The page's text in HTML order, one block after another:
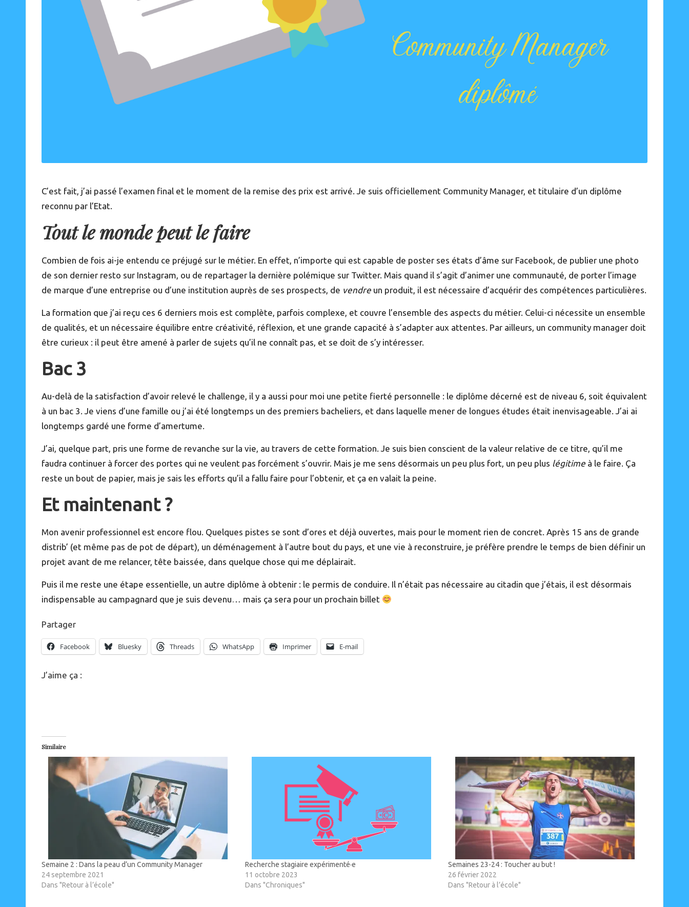
C’est fait, j’ai passé l’examen final et le moment de la remise des prix est arrivé. Je suis officiellement Community Manager, et titulaire d’un diplôme
reconnu par l’Etat.
Tout le monde peut le faire
Combien de fois ai-je entendu ce préjugé sur le métier. En effet, n’importe qui est capable de poster ses états d’âme sur Facebook, de publier une photo
de son dernier resto sur Instagram, ou de repartager la dernière polémique sur Twitter. Mais quand il s’agit d’animer une communauté, de porter l’image
de marque d’une entreprise ou d’une institution auprès de ses prospects, de vendre un produit, il est nécessaire d’acquérir des compétences particulières.
La formation que j’ai reçu ces 6 derniers mois est complète, parfois complexe, et couvre l’ensemble des aspects du métier. Celui-ci nécessite un ensemble
de qualités, et un nécessaire équilibre entre créativité, réflexion, et une grande capacité à s’adapter aux attentes. Par ailleurs, un community manager doit
être curieux : il peut être amené à parler de sujets qu’il ne connaît pas, et se doit de s’y intéresser.
Bac 3
Au-delà de la satisfaction d’avoir relevé le challenge, il y a aussi pour moi une petite fierté personnelle : le diplôme décerné est de niveau 6, soit équivalent
à un bac 3. Je viens d’une famille ou j’ai été longtemps un des premiers bacheliers, et dans laquelle mener de longues études était inenvisageable. J’ai ai
longtemps gardé une forme d’amertume.
J’ai, quelque part, pris une forme de revanche sur la vie, au travers de cette formation. Je suis bien conscient de la valeur relative de ce titre, qu’il me
faudra continuer à forcer des portes qui ne veulent pas forcément s’ouvrir. Mais je me sens désormais un peu plus fort, un peu plus légitime à le faire. Ça
reste un bout de papier, mais je sais les efforts qu’il a fallu faire pour l’obtenir, et ça en valait la peine.
Et maintenant ?
Mon avenir professionnel est encore flou. Quelques pistes se sont d’ores et déjà ouvertes, mais pour le moment rien de concret. Après 15 ans de grande
distrib’ (et même pas de pot de départ), un déménagement à l’autre bout du pays, et une vie à reconstruire, je préfère prendre le temps de bien définir un
projet avant de me relancer, tête baissée, dans quelque chose qui me déplairait.
Puis il me reste une étape essentielle, un autre diplôme à obtenir : le permis de conduire. Il n’était pas nécessaire au citadin que j’étais, il est désormais
indispensable au campagnard que je suis devenu… mais ça sera pour un prochain billet
Partager
Facebook Bluesky Threads WhatsApp Imprimer E-mail
J’aime ça :
Similaire
Semaine 2 : Dans la peau d’un Community Manager
24 septembre 2021
Dans "Retour à l’école"
Recherche stagiaire expérimenté·e
11 octobre 2023
Dans "Chroniques"
Semaines 23-24 : Toucher au but !
26 février 2022
Dans "Retour à l’école"